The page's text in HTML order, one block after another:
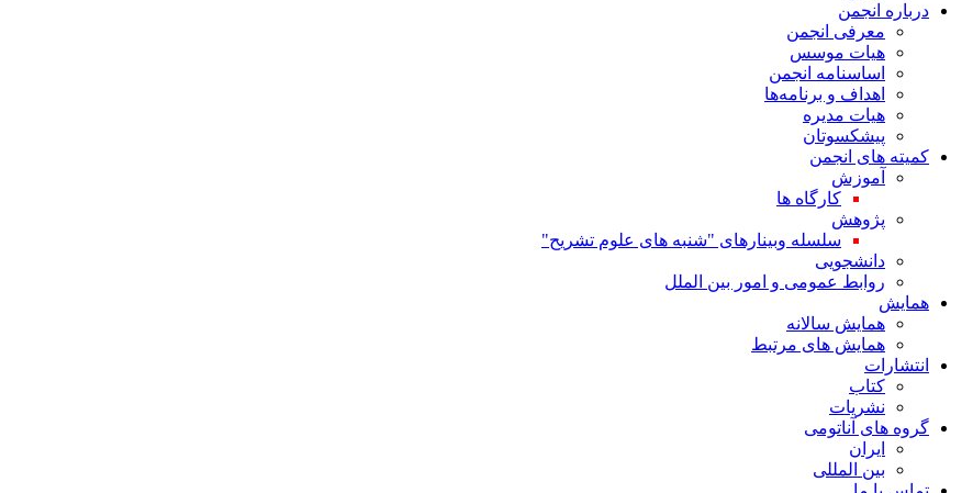
درباره انجمن
معرفی انجمن
هیات موسس
اساسنامه انجمن
اهداف و برنامه‌ها
هیات مدیره
پیشکسوتان
کمیته های انجمن
آموزش
کارگاه ها
پژوهش
سلسله وبینارهای "شنبه های علوم تشریح"
دانشجویی
روابط عمومی و امور بین الملل
همایش
همایش سالانه
همایش های مرتبط
انتشارات
کتاب
نشریات
گروه های آناتومی
ایران
بین المللی